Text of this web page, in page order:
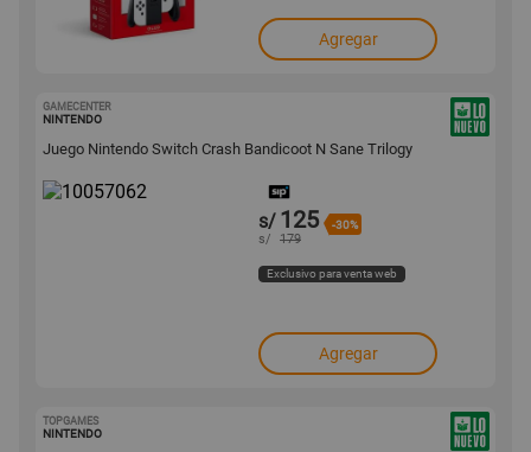
Agregar
GAMECENTER
NINTENDO
Juego Nintendo Switch Crash Bandicoot N Sane Trilogy
s/ 125 -30%
s/ 179
Exclusivo para venta web
Agregar
TOPGAMES
NINTENDO